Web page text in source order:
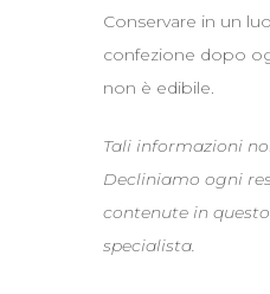
Conservare in un
confezione dopo
non è edibile.
Tali informazioni
Decliniamo ogni
contenute in
specialista.